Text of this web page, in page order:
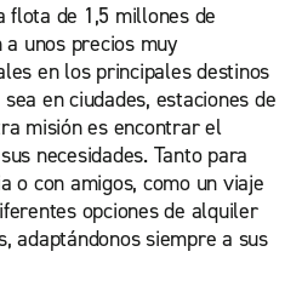
flota de 1,5 millones de
unos precios muy
en los principales destinos
en ciudades, estaciones de
misión es encontrar el
necesidades. Tanto para
o con amigos, como un viaje
opciones de alquiler
adaptándonos siempre a sus